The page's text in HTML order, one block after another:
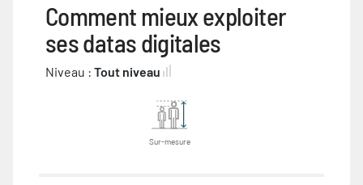
Comment mieux exploiter
ses datas digitales
Niveau : Tout niveau
Sur-mesure